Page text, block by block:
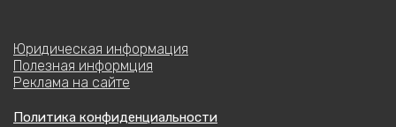
Юридическая информация
Полезная информция
Реклама на сайте
Политика конфиденциальности